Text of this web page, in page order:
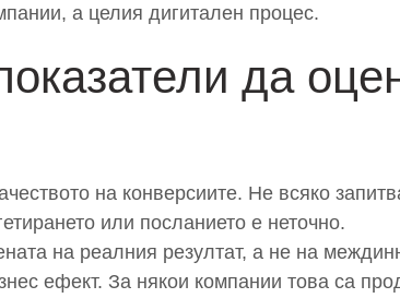
а целия дигитален процес.
да
на конверсиите. Не всяко
или посланието е неточно.
на реалния резултат, а не на
ефект. За някои компании това са